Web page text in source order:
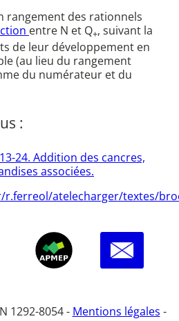
rangement des rationnels
entre N et Q+, suivant la
de leur développement en
(au lieu du rangement
du numérateur et du
:
24. Addition des cancres,
associées.
r.ferreol/atelecharger/textes/
1292-8054 - Mentions légales -